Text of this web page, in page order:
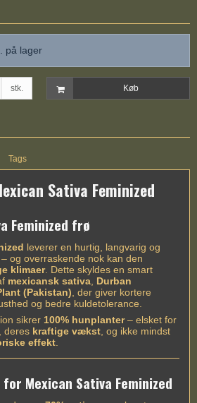
på lager
stk. Køb
Tags
Sativa Feminized
Feminized frø
leverer en hurtig, langvarig og
og overraskende nok kan den
klimaer. Dette skyldes en smart
mexicansk sativa, Durban
(Pakistan), der giver kortere
og bedre kuldetolerance.
sikrer 100% hunplanter– elsket for
, deres kraftige vækst, og ikke mindst
effekt.
Mexican Sativa Feminized